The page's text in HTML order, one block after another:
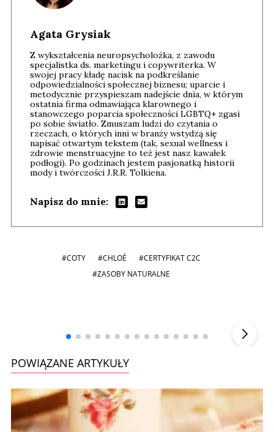
Agata Grysiak
Z wykształcenia neuropsycholożka, z zawodu
specjalistka ds. marketingu i copywriterka. W
swojej pracy kładę nacisk na podkreślanie
odpowiedzialności społecznej biznesu; uparcie i
metodycznie przyspieszam nadejście dnia, w którym
ostatnia firma odmawiająca klarownego i
stanowczego poparcia społeczności LGBTQ+ zgasi
po sobie światło. Zmuszam ludzi do czytania o
rzeczach, o których inni w branży wstydzą się
napisać otwartym tekstem (tak, sexual wellness i
zdrowie menstruacyjne to też jest nasz kawałek
podłogi). Po godzinach jestem pasjonatką historii
mody i twórczości J.R.R. Tolkiena.
Napisz do mnie:
#COTY #CHLOÉ
#CERTYFIKAT C2C
#ZASOBY NATURALNE
POWIĄZANE ARTYKUŁY